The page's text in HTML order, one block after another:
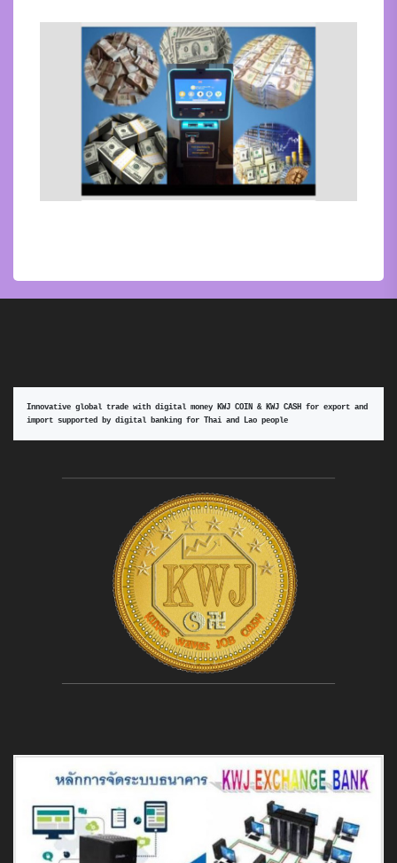
Innovative global trade with digital money KWJ COIN & KWJ CASH for export and
import supported by digital banking for Thai and Lao people